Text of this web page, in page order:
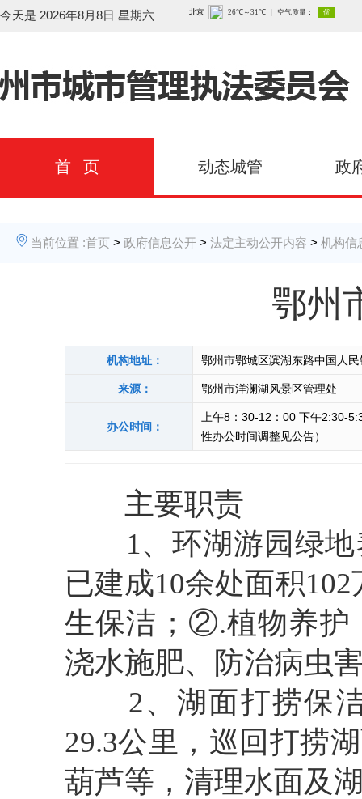
今天是 2026年8月8日 星期六
首 页 动态城管 政
当前位置 :首页 > 政府信息公开 > 法定主动公开内容 > 机构信
鄂州
机构地址： 鄂州市鄂城区滨湖东路中国人
来源： 鄂州市洋澜湖风景区管理处
办公时间：
上午8：30-12：00 下午2:30-
性办公时间调整见公告）
主要职责
1、环湖游园绿
已建成10余处面积
生保洁；②.植物养护
浇水施肥、防治病虫
2、湖面打捞保
29.3公里，巡回打捞
葫芦等，清理水面及